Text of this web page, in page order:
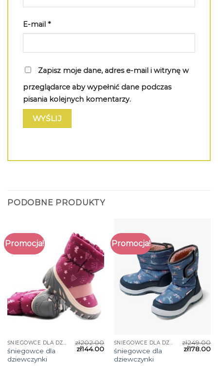
E-mail *
Zapisz moje dane, adres e-mail i witrynę w
przeglądarce aby wypełnić dane podczas
pisania kolejnych komentarzy.
PODOBNE PRODUKTY
Promocja!
ŚNIEGOWCE DLA DZIEWCZYNKI
śniegowce dla
dziewczynki
zł202.00
zł144.00
Promocja!
ŚNIEGOWCE DLA DZIEWCZYNKI
śniegowce dla
dziewczynki
zł249.00
zł178.00